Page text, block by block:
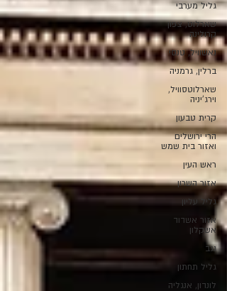
גליל מערבי
שארלוט, צפון
קרולינה
נאשוויל, טנסי
ברלין, גרמניה
שארלוטסוויל,
וירג'יניה
קרית טבעון
הרי ירושלים
ואזור בית שמש
ראש העין
אזור השרון
גליל עליון
אזור אשדוד
אשקלון
נגב
גליל תחתון
לונדון, אנגליה